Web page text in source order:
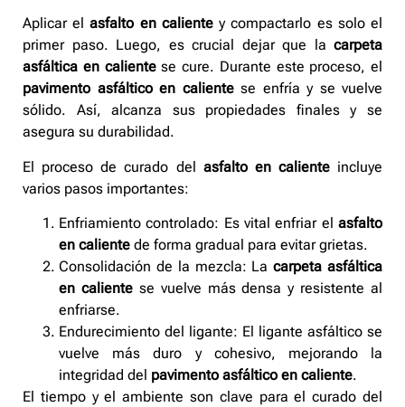
Aplicar elasfalto en calientey compactarlo es solo el
primer paso. Luego, es crucial dejar que la carpeta
asfáltica en calientese cure. Durante este proceso, el
pavimento asfáltico en calientese enfría y se vuelve
sólido. Así, alcanza sus propiedades finales y se
asegura su durabilidad.
El proceso de curado del asfalto en calienteincluye
varios pasos importantes:
Enfriamiento controlado: Es vital enfriar el asfalto
en caliente de forma gradual para evitar grietas.
Consolidación de la mezcla: Lacarpeta asfáltica
en calientese vuelve más densa y resistente al
enfriarse.
Endurecimiento del ligante: El ligante asfáltico se
vuelve más duro y cohesivo, mejorando la
integridad del pavimento asfáltico en caliente.
El tiempo y el ambiente son clave para el curado del